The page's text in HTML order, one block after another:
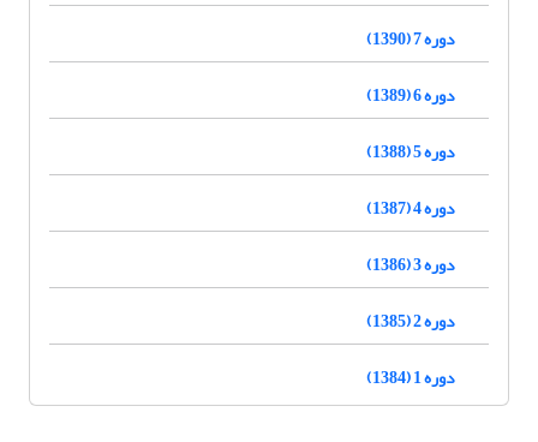
دوره 7 (1390)
دوره 6 (1389)
دوره 5 (1388)
دوره 4 (1387)
دوره 3 (1386)
دوره 2 (1385)
دوره 1 (1384)